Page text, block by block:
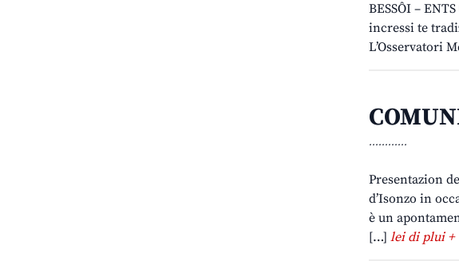
BESSÔI –
incressi te
L’Osservatori
............
Presentazion
d’Isonzo in
è un
[…] lei di plui +